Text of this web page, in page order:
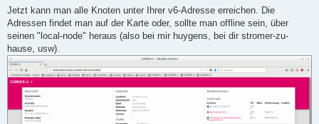
Jetzt kann man alle Knoten unter Ihrer v6-Adresse erreichen. Die
Adressen findet man auf der Karte oder, sollte man offline sein, über
seinen "local-node" heraus (also bei mir huygens, bei dir stromer-zu-
hause, usw).